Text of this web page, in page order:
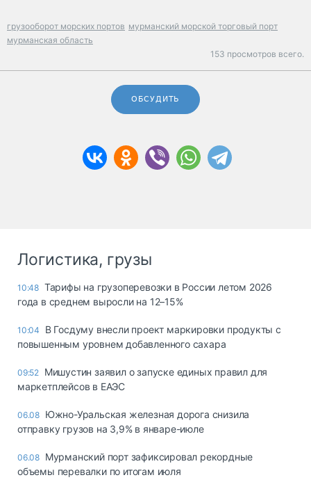
грузооборот морских портов мурманский морской торговый порт
мурманская область
153 просмотров всего.
ОБСУДИТЬ
Логистика, грузы
10:48 Тарифы на грузоперевозки в России летом 2026
года в среднем выросли на 12–15%
10:04
В Госдуму внесли проект маркировки продукты с
повышенным уровнем добавленного сахара
09:52 Мишустин заявил о запуске единых правил для
маркетплейсов в ЕАЭС
06.08 Южно-Уральская железная дорога снизила
отправку грузов на 3,9% в январе-июле
06.08 Мурманский порт зафиксировал рекордные
объемы перевалки по итогам июля